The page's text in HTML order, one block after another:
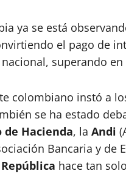
ya se está
el pago de
superando
colombiano instó a
se ha estado
Hacienda, la Andi
Bancaria y de
hace tan